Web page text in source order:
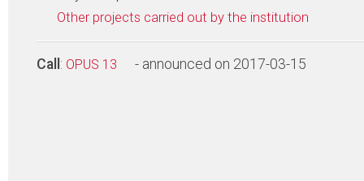
Other projects carried out by the institution
Call : OPUS 13 - announced on 2017-03-15